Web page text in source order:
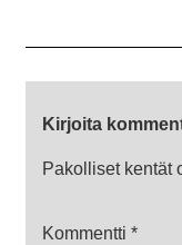
Kirjoita
Pakolliset kentät
Kommentti *